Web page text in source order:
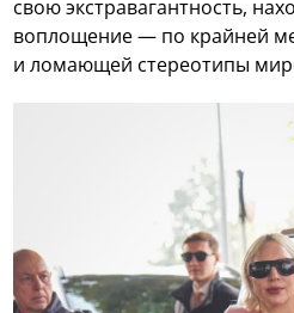
свою экстравагантность,
воплощение — по крайней
и ломающей стереотипы